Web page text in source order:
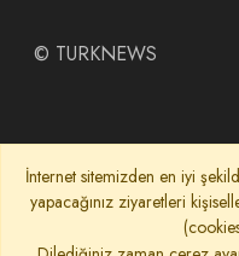
© TURKNEWS
İnternet sitemizden en iyi
yapacağınız ziyaretleri